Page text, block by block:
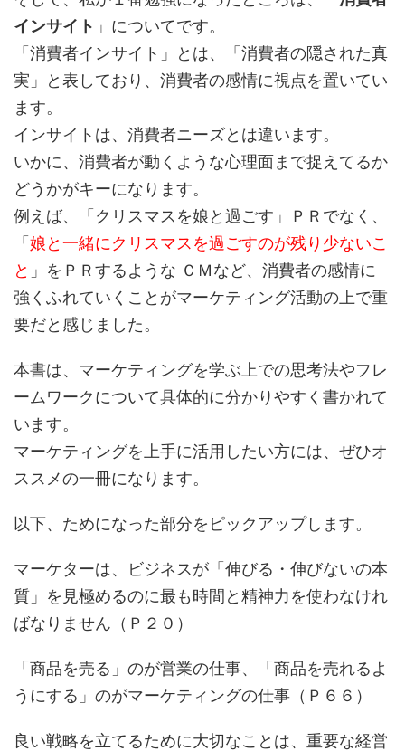
インサイト 」についてです。
「消費者インサイト」とは、「消費者の隠された真
実」と表しており、消費者の感情に視点を置いてい
ます。
インサイトは、消費者ニーズとは違います。
いかに、消費者が動くような心理面まで捉えてるか
どうかがキーになります。
例えば、「クリスマスを娘と過ごす」ＰＲでなく、
「 娘と一緒にクリスマスを過ごすのが残り少ないこ
と 」をＰＲするような ＣＭなど、消費者の感情に
強くふれていくことがマーケティング活動の上で重
要だと感じました。
本書は、マーケティングを学ぶ上での思考法やフレ
ームワークについて具体的に分かりやすく書かれて
います。
マーケティングを上手に活用したい方には、ぜひオ
ススメの一冊になります。
以下、ためになった部分をピックアップします。
マーケターは、ビジネスが「伸びる・伸びないの本
質」を見極めるのに最も時間と精神力を使わなけれ
ばなりません（Ｐ２０）
「商品を売る」のが営業の仕事、「商品を売れるよ
うにする」のがマーケティングの仕事（Ｐ６６）
良い戦略を立てるために大切なことは、重要な経営